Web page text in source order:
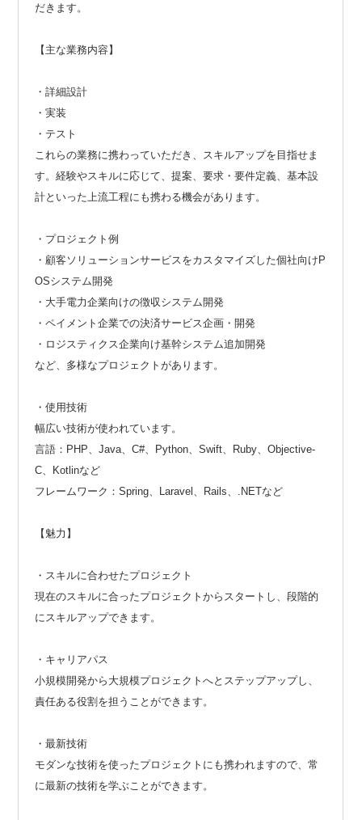
だきます。
【主な業務内容】
・詳細設計
・実装
・テスト
これらの業務に携わっていただき、スキルアップを目指せま
す。経験やスキルに応じて、提案、要求・要件定義、基本設
計といった上流工程にも携わる機会があります。
・プロジェクト例
・顧客ソリューションサービスをカスタマイズした個社向けP
OSシステム開発
・大手電力企業向けの徴収システム開発
・ペイメント企業での決済サービス企画・開発
・ロジスティクス企業向け基幹システム追加開発
など、多様なプロジェクトがあります。
・使用技術
幅広い技術が使われています。
言語：PHP、Java、C#、Python、Swift、Ruby、Objective-
C、Kotlinなど
フレームワーク：Spring、Laravel、Rails、.NETなど
【魅力】
・スキルに合わせたプロジェクト
現在のスキルに合ったプロジェクトからスタートし、段階的
にスキルアップできます。
・キャリアパス
小規模開発から大規模プロジェクトへとステップアップし、
責任ある役割を担うことができます。
・最新技術
モダンな技術を使ったプロジェクトにも携われますので、常
に最新の技術を学ぶことができます。